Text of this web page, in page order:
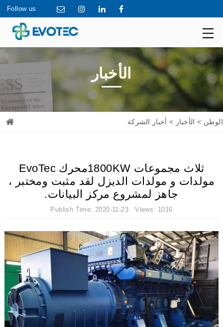
Follow us
الأخبار
الوطن > الأخبار > أخبار الشركة
ثلاث مجموعات 1800KWمحرك EvoTec
مولدات و مولدات الديزل لقد مثبت ومختبر ،
جاهز لمشروع مركز البيانات.
Publish Time: 2020-11-23 Views: 1016